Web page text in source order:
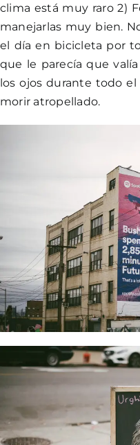
clima está muy raro 2)
manejarlas muy bien.
el día en bicicleta por
que le parecía que
los ojos durante todo
morir atropellado.